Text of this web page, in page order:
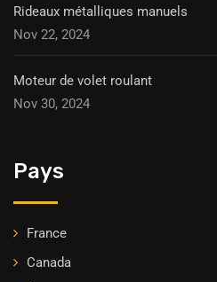
Rideaux métalliques manuels
Nov 22, 2024
Moteur de volet roulant
Nov 30, 2024
Pays
France
Canada